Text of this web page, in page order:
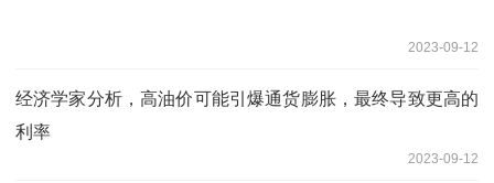
2023-09-12
经济学家分析，高油价可能引爆通货膨胀，最终导致更高的
利率
2023-09-12